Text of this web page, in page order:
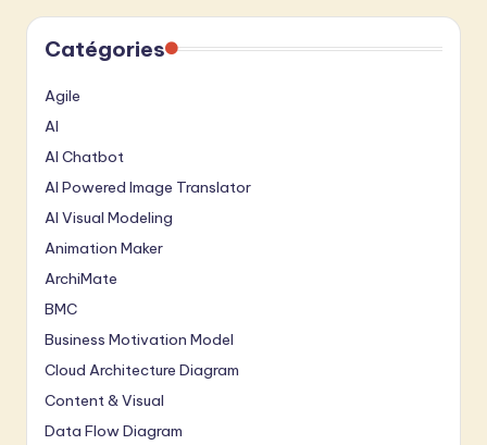
Catégories
Agile
AI
AI Chatbot
AI Powered Image Translator
AI Visual Modeling
Animation Maker
ArchiMate
BMC
Business Motivation Model
Cloud Architecture Diagram
Content & Visual
Data Flow Diagram